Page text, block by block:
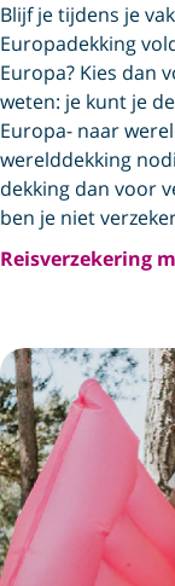
Blijf je tijdens je
Europadekking
Europa? Kies dan
weten: je kunt je
Europa- naar
werelddekking
dekking dan voor
ben je niet
Reisverzekering